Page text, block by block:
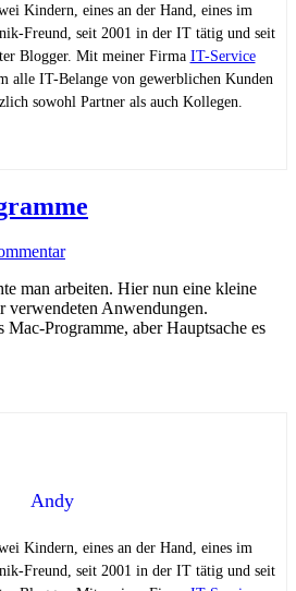
Kindern, eines an der Hand, eines im
Freund, seit 2001 in der IT tätig und seit
Blogger. Mit meiner Firma IT-Service
alle IT-Belange von gewerblichen Kunden
sowohl Partner als auch Kollegen.
man arbeiten. Hier nun eine kleine
verwendeten Anwendungen.
Programme, aber Hauptsache es
Andy
Kindern, eines an der Hand, eines im
Freund, seit 2001 in der IT tätig und seit